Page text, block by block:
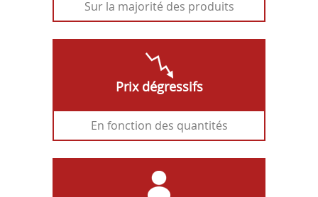
Sur la majorité des produits
Prix dégressifs
En fonction des quantités